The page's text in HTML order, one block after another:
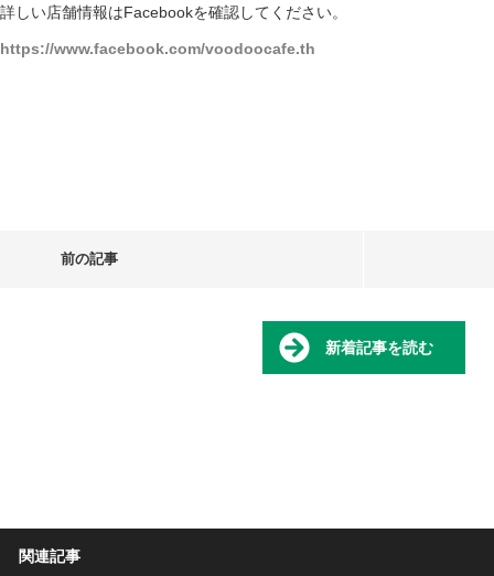
詳しい店舗情報はFacebookを確認してください。
https://www.facebook.com/voodoocafe.th
前の記事
新着記事を読む
関連記事